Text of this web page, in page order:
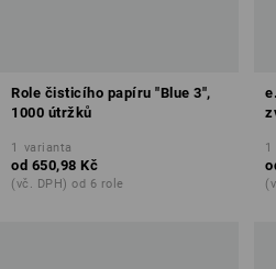
Role čisticího papíru "Blue 3",
1000 útržků
1 varianta
od 650,98 Kč
(vč. DPH) od 6 role
1